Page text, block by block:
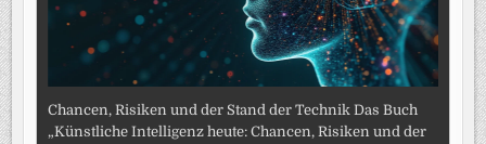
Chancen, Risiken und der Stand der Technik Das Buch
„Künstliche Intelligenz heute: Chancen, Risiken und der